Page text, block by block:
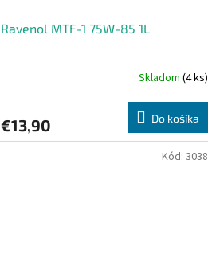
Ravenol MTF-1 75W-85 1L
Skladom (4 ks)
€13,90 Do košíka
Kód: 3038